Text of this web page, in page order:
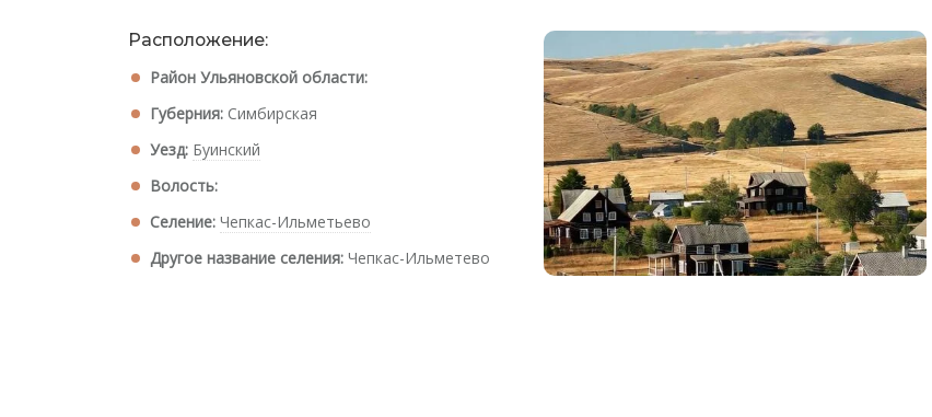
Расположение:
Район Ульяновской области:
Губерния: Симбирская
Уезд: Буинский
Волость:
Селение: Чепкас-Ильметьево
Другое название селения: Чепкас-Ильметево